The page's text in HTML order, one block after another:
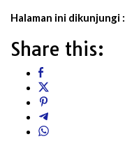
Halaman ini dikunjungi :
Share this: